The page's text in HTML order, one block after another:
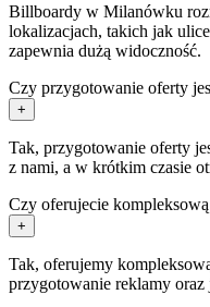
Billboardy w Milanówku
lokalizacjach, takich jak
zapewnia dużą widoczność.
Czy przygotowanie oferty
+
Tak, przygotowanie oferty
z nami, a w krótkim czasie
Czy oferujecie
+
Tak, oferujemy
przygotowanie reklamy